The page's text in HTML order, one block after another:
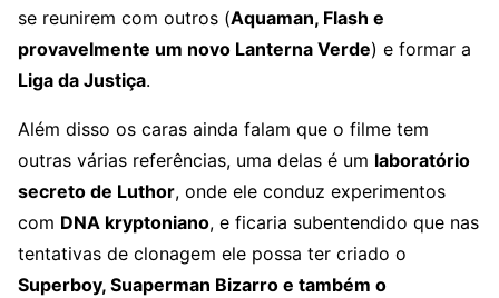
se reunirem com outros (Aquaman, Flash e
provavelmente um novo Lanterna Verde) e formar a
Liga da Justiça.
Além disso os caras ainda falam que o filme tem
outras várias referências, uma delas é um laboratório
secreto de Luthor, onde ele conduz experimentos
com DNA kryptoniano, e ficaria subentendido que nas
tentativas de clonagem ele possa ter criado o
Superboy, Suaperman Bizarro e também o